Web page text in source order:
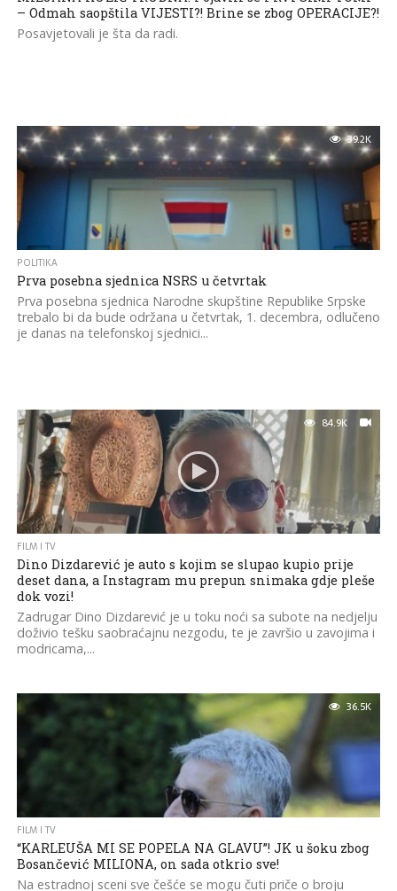
– Odmah saopštila VIJESTI?! Brine se zbog OPERACIJE?!
Posavjetovali je šta da radi.
39.2K
POLITIKA
Prva posebna sjednica NSRS u četvrtak
Prva posebna sjednica Narodne skupštine Republike Srpske
trebalo bi da bude održana u četvrtak, 1. decembra, odlučeno
je danas na telefonskoj sjednici...
84.9K
FILM I TV
Dino Dizdarević je auto s kojim se slupao kupio prije
deset dana, a Instagram mu prepun snimaka gdje pleše
dok vozi!
Zadrugar Dino Dizdarević je u toku noći sa subote na nedjelju
doživio tešku saobraćajnu nezgodu, te je završio u zavojima i
modricama,...
36.5K
FILM I TV
“KARLEUŠA MI SE POPELA NA GLAVU”! JK u šoku zbog
Bosančević MILIONA, on sada otkrio sve!
Na estradnoj sceni sve češće se mogu čuti priče o broju